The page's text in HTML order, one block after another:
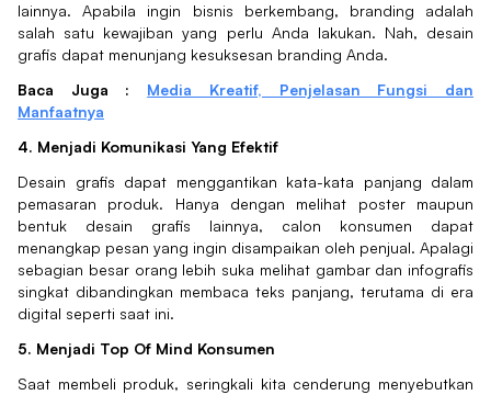
lainnya. Apabila ingin bisnis berkembang, branding adalah
salah satu kewajiban yang perlu Anda lakukan. Nah, desain
grafis dapat menunjang kesuksesan branding Anda.
Baca Juga : Media Kreatif, Penjelasan Fungsi dan
Manfaatnya
4. Menjadi Komunikasi Yang Efektif
Desain grafis dapat menggantikan kata-kata panjang dalam
pemasaran produk. Hanya dengan melihat poster maupun
bentuk desain grafis lainnya, calon konsumen dapat
menangkap pesan yang ingin disampaikan oleh penjual. Apalagi
sebagian besar orang lebih suka melihat gambar dan infografis
singkat dibandingkan membaca teks panjang, terutama di era
digital seperti saat ini.
5. Menjadi Top Of Mind Konsumen
Saat membeli produk, seringkali kita cenderung menyebutkan